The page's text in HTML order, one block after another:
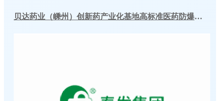
贝达药业（嵊州）创新药产业化基地高标准医药防爆冷库建造工程案例